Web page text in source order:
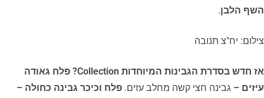
השף הלבן.
צילום: יח"צ תנובה
אז חדש בסדרת הגבינות המיוחדות Collection
? פלח גאודה
עיזים – גבינה חצי קשה מחלב עזים. פלח וכיכר גבינה כחולה –